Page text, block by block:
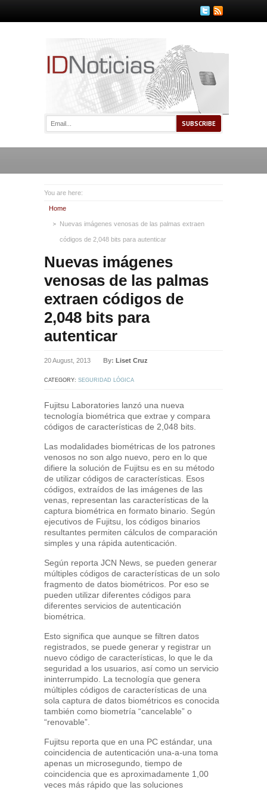
You are here:
Home
Nuevas imágenes venosas de las palmas extraen
códigos de 2,048 bits para autenticar
Nuevas imágenes
venosas de las palmas
extraen códigos de
2,048 bits para
autenticar
20 August, 2013 By: Liset Cruz
CATEGORY: SEGURIDAD LÓGICA
Fujitsu Laboratories lanzó una nueva
tecnología biométrica que extrae y compara
códigos de características de 2,048 bits.
Las modalidades biométricas de los patrones
venosos no son algo nuevo, pero en lo que
difiere la solución de Fujitsu es en su método
de utilizar códigos de características. Esos
códigos, extraídos de las imágenes de las
venas, representan las características de la
captura biométrica en formato binario. Según
ejecutivos de Fujitsu, los códigos binarios
resultantes permiten cálculos de comparación
simples y una rápida autenticación.
Según reporta JCN News, se pueden generar
múltiples códigos de características de un solo
fragmento de datos biométricos. Por eso se
pueden utilizar diferentes códigos para
diferentes servicios de autenticación
biométrica.
Esto significa que aunque se filtren datos
registrados, se puede generar y registrar un
nuevo código de características, lo que le da
seguridad a los usuarios, así como un servicio
ininterrumpido. La tecnología que genera
múltiples códigos de características de una
sola captura de datos biométricos es conocida
también como biometría “cancelable” o
“renovable”.
Fujitsu reporta que en una PC estándar, una
coincidencia de autenticación una-a-una toma
apenas un microsegundo, tiempo de
coincidencia que es aproximadamente 1,00
veces más rápido que las soluciones